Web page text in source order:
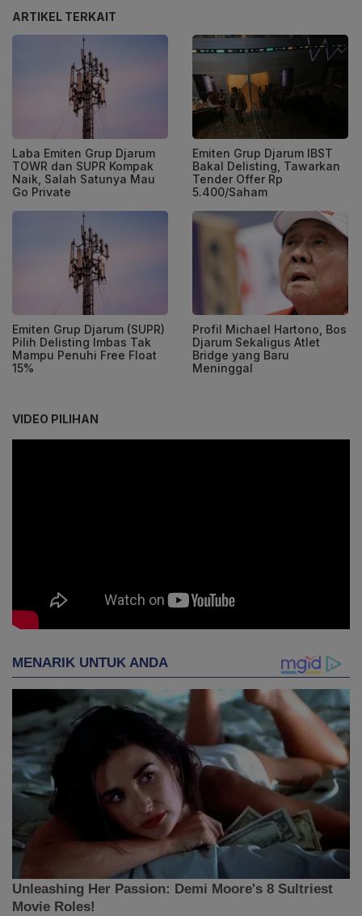
ARTIKEL TERKAIT
Laba Emiten Grup Djarum
TOWR dan SUPR Kompak
Naik, Salah Satunya Mau
Go Private
Emiten Grup Djarum IBST
Bakal Delisting, Tawarkan
Tender Offer Rp
5.400/Saham
Emiten Grup Djarum (SUPR)
Pilih Delisting Imbas Tak
Mampu Penuhi Free Float
15%
Profil Michael Hartono, Bos
Djarum Sekaligus Atlet
Bridge yang Baru
Meninggal
VIDEO PILIHAN